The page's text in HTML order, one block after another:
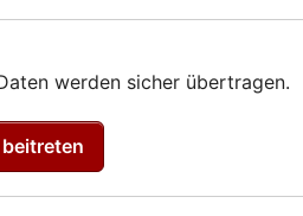
werden sicher übertragen.